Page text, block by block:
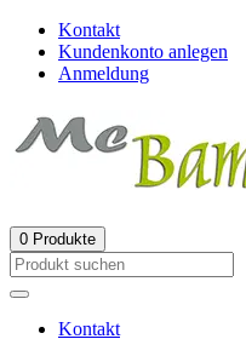
Kontakt
Kundenkonto anlegen
Anmeldung
0 Produkte
Kontakt